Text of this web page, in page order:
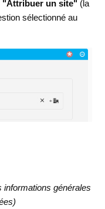
"Attribuer un site" (la
sélectionné au
générales